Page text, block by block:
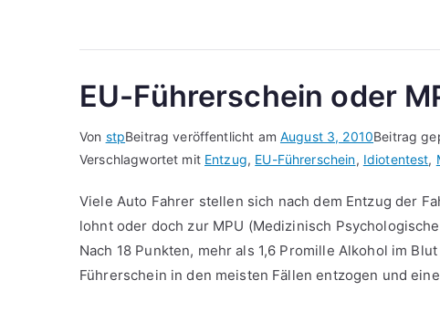
EU-Führerschein oder
Von stpBeitrag veröffentlicht am August 3, 2010Beitrag
Verschlagwortet mit Entzug, EU-Führerschein, Idiotentest,
Viele Auto Fahrer stellen sich nach dem Entzug der
lohnt oder doch zur MPU (Medizinisch
Nach 18 Punkten, mehr als 1,6 Promille Alkohol im
Führerschein in den meisten Fällen entzogen und